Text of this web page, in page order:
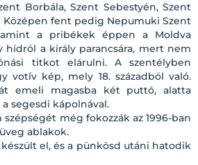
Borbála, Szent Sebestyén, Szent
Középen fent pedig Nepumuki Szent
amint a pribékek éppen a Moldva
hídról a király parancsára, mert nem
titkot elárulni. A szentélyben
votív kép, mely 18. századból való.
emeli magasba két puttó, alatta
segesdi kápolnával.
még fokozzák az 1996-ban
ablakok.
el, és a pünkösd utáni hatodik